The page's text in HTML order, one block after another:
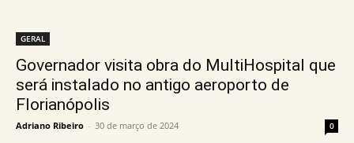
GERAL
Governador visita obra do MultiHospital que
será instalado no antigo aeroporto de
Florianópolis
Adriano Ribeiro - 30 de março de 2024 0